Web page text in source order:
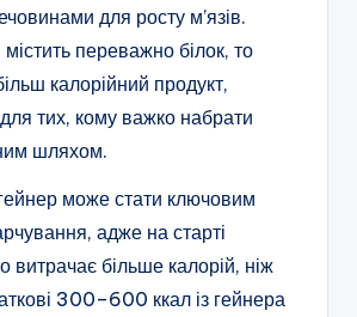
для росту м’язів.
переважно білок, то
калорійний продукт,
тих, кому важко набрати
шляхом.
може стати ключовим
адже на старті
витрачає більше калорій, ніж
300–600 ккал із гейнера